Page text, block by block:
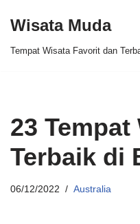
Wisata Muda
Tempat Wisata Favorit dan
23 Tempat
Terbaik di
06/12/2022 Australia